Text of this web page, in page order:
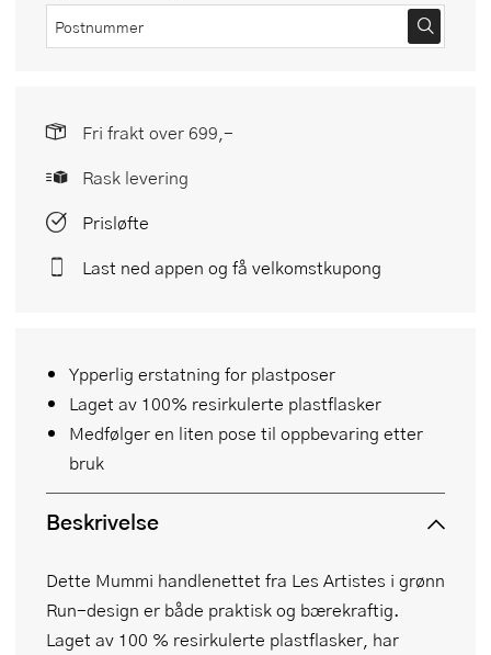
Ypperlig erstatning for plastposer
Laget av 100% resirkulerte plastflasker
Medfølger en liten pose til oppbevaring etter
bruk
Beskrivelse
Dette Mummi handlenettet fra Les Artistes i grønn
Run-design er både praktisk og bærekraftig.
Laget av 100 % resirkulerte plastflasker, har
Fri frakt over 699,-
Rask levering
Prisløfte
Last ned appen og få velkomstkupong